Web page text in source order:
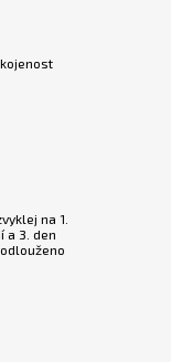
na 1.
a 3. den